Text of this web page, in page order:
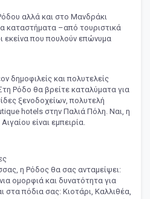
αλλά και στο Μανδράκι
καταστήματα –από τουριστικά
εκείνα που πουλούν επώνυμα
δημοφιλείς και πολυτελείς
Ρόδο θα βρείτε καταλύματα για
ξενοδοχείων, πολυτελή
hotels στην Παλιά Πόλη. Ναι, η
είναι εμπειρία.
η Ρόδος θα σας ανταμείψει:
ομορφιά και δυνατότητα για
πόδια σας: Κιοτάρι, Καλλιθέα,